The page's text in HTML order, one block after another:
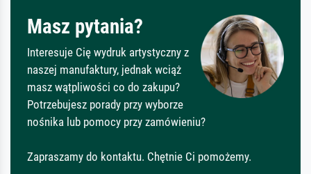
Masz pytania?
Interesuje Cię wydruk artystyczny z
naszej manufaktury, jednak wciąż
masz wątpliwości co do zakupu?
Potrzebujesz porady przy wyborze
nośnika lub pomocy przy zamówieniu?
Zapraszamy do kontaktu. Chętnie Ci pomożemy.